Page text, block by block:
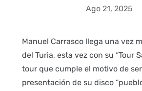
Ago 21, 2025
Manuel Carrasco llega una vez
del Turia, esta vez con su “Tour
tour que cumple el motivo de
presentación de su disco